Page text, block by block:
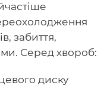
забиття,
Серед хвороб:
диску